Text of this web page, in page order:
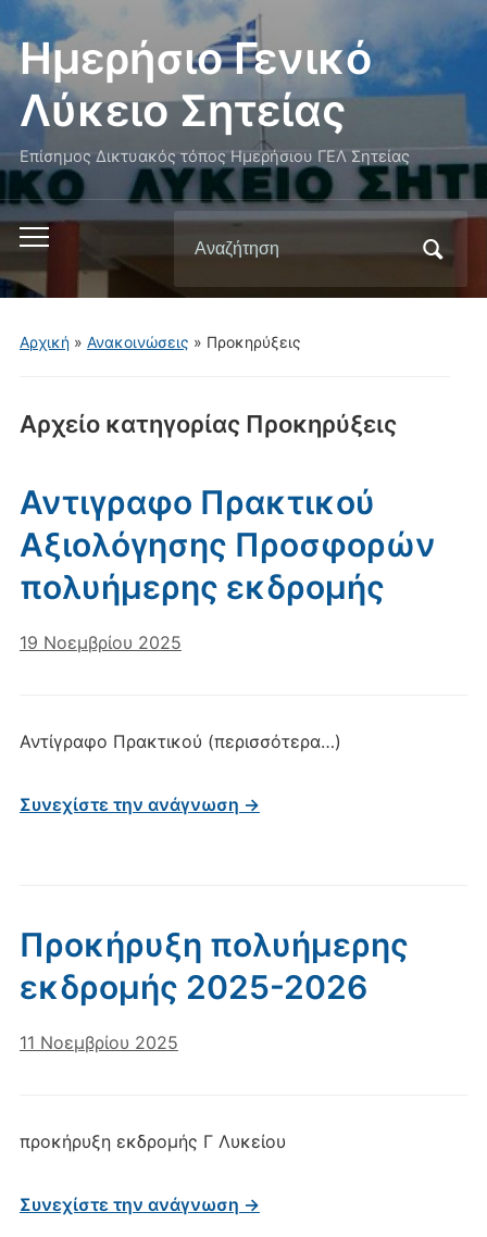
Ημερήσιο Γενικό
Λύκειο Σητείας
Επίσημος Δικτυακός τόπος Ημερήσιου ΓΕΛ Σητείας
Εναλλαγή
του
μενού
για
Αναζήτηση
για:
Αρχική» Ανακοινώσεις » Προκηρύξεις
Αρχείο κατηγορίας Προκηρύξεις
Αντιγραφο Πρακτικού
Αξιολόγησης Προσφορών
πολυήμερης εκδρομής
19 Νοεμβρίου 2025
Αντίγραφο Πρακτικού (περισσότερα…)
Συνεχίστε την ανάγνωση →
Προκήρυξη πολυήμερης
εκδρομής 2025-2026
11 Νοεμβρίου 2025
προκήρυξη εκδρομής Γ Λυκείου
Συνεχίστε την ανάγνωση →